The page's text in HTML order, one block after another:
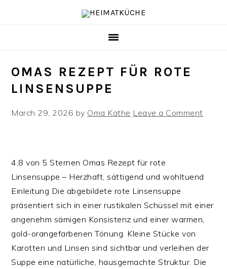
OMAS REZEPT FÜR ROTE
LINSENSUPPE
March 29, 2026 by Oma Kathe Leave a Comment
4,8 von 5 Sternen Omas Rezept für rote
Linsensuppe – Herzhaft, sättigend und wohltuend
Einleitung Die abgebildete rote Linsensuppe
präsentiert sich in einer rustikalen Schüssel mit einer
angenehm sämigen Konsistenz und einer warmen,
gold-orangefarbenen Tönung. Kleine Stücke von
Karotten und Linsen sind sichtbar und verleihen der
Suppe eine natürliche, hausgemachte Struktur. Die